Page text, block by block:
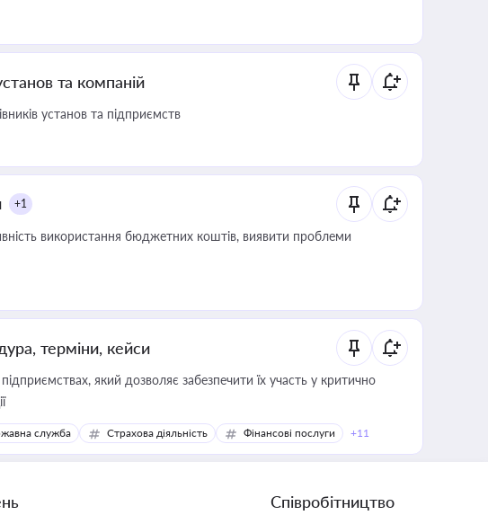
та компаній
установ та підприємств
+1
використання бюджетних коштів, виявити проблеми
терміни, кейси
який дозволяє забезпечити їх участь у критично
служба Страхова діяльність Фінансові послуги +11
Співробітництво